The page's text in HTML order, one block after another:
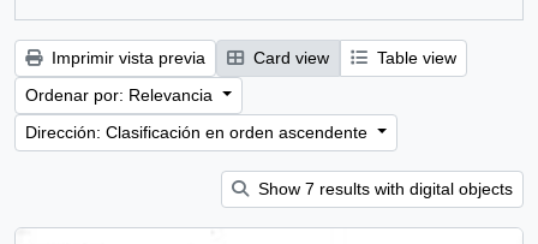
Imprimir vista previa Card view
Table view
Ordenar por: Relevancia
Dirección: Clasificación en orden ascendente
Show 7 results with digital objects